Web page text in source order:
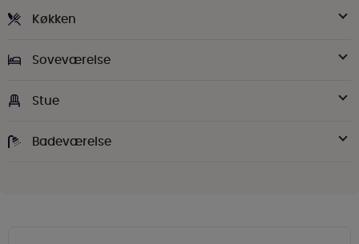
Køkken
Soveværelse
Stue
Badeværelse